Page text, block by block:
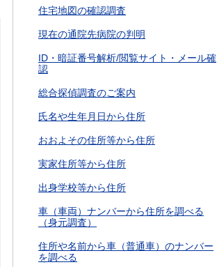
住宅地図の確認調査
現在の通院先病院の判明
ID・暗証番号解析/閲覧サイト・メール確
認
総合探偵調査のご案内
氏名や生年月日から住所
おおよその住所等から住所
実家住所等から住所
出身学校等から住所
車（車両）ナンバーから住所を調べる
（身元調査）
住所や名前から車（普通車）のナンバー
を調べる